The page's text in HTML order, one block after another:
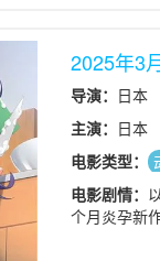
2025年3
导演： 日本
主演： 日本
电影类型：
电影剧情：
个月炎孕新